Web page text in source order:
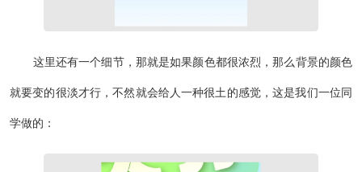
这里还有一个细节，那就是如果颜色都很浓烈，那么背景的颜色
就要变的很淡才行，不然就会给人一种很土的感觉，这是我们一位同
学做的：